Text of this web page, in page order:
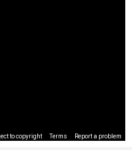
to copyright Terms Report a problem